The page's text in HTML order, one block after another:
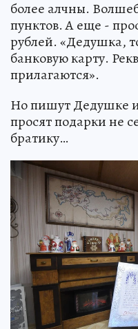
более алчны.
пунктов. А еще -
рублей. «Дедушка,
банковую карту.
прилагаются».
Но пишут Дедушке
просят подарки не
братику…